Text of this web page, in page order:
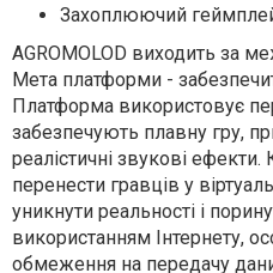
Захоплюючий
AGROMOLOD виходить за
Мета платформи -
Платформа використовує
забезпечують плавну гру,
реалістичні звукові
перенести гравців у
уникнути реальності і
використанням Інтернету,
обмеження на передачу